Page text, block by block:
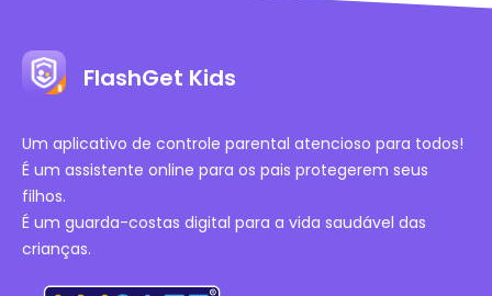
FlashGet Kids
Um aplicativo de controle parental atencioso para todos!
É um assistente online para os pais protegerem seus
filhos.
É um guarda-costas digital para a vida saudável das
crianças.